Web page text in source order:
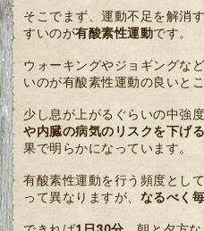
そこでまず、運動不足を解消
すいのが有酸素性運動です。
ウォーキングやジョギングな
いのが有酸素性運動の良いとこ
少し息が上がるぐらいの中強
や内臓の病気のリスクを下げ
果で明らかになっています。
有酸素性運動を行う頻度とし
って異なりますが、 なるべく